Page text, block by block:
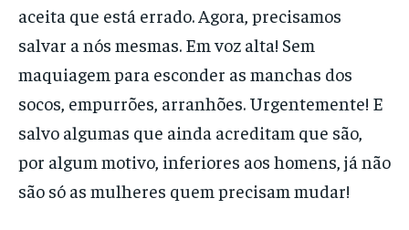
aceita que está errado. Agora, precisamos
salvar a nós mesmas. Em voz alta! Sem
maquiagem para esconder as manchas dos
socos, empurrões, arranhões. Urgentemente! E
salvo algumas que ainda acreditam que são,
por algum motivo, inferiores aos homens, já não
são só as mulheres quem precisam mudar!